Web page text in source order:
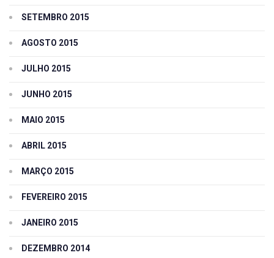
SETEMBRO 2015
AGOSTO 2015
JULHO 2015
JUNHO 2015
MAIO 2015
ABRIL 2015
MARÇO 2015
FEVEREIRO 2015
JANEIRO 2015
DEZEMBRO 2014